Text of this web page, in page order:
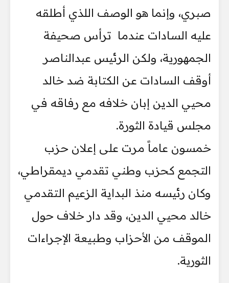
صبري، وإنما هو الوصف اللذي أطلقه
عليه السادات عندما ترأس صحيفة
الجمهورية، ولكن الرئيس عبدالناصر
أوقف السادات عن الكتابة ضد خالد
محيي الدين إبان خلافه مع رفاقه في
مجلس قيادة الثورة.
خمسون عاماً مرت على إعلان حزب
التجمع كحزب وطني تقدمي ديمقراطي،
وكان رئيسه منذ البداية الزعيم التقدمي
خالد محيي الدين، وقد دار خلاف حول
الموقف من الأحزاب وطبيعة الإجراءات
الثورية.